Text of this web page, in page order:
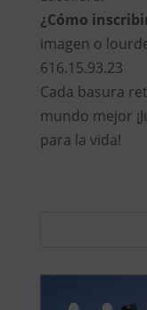
¿Cómo
imagen o
616.15.93.23
Cada basura
mundo mejor
para la vida!